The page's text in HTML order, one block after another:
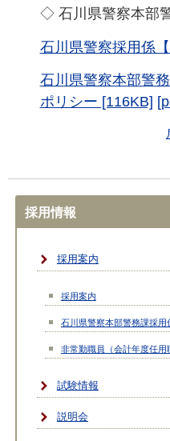
◇ 石川県警察本部
石川県警察採用係【
石川県警察本部警
ポリシー [116KB]
採用情報
採用案内
採用案内
石川県警察本部警務課採用
非常勤職員（会計年度任用
試験情報
説明会